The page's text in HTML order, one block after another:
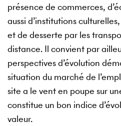
présence de commerces,
aussi d’institutions
et de desserte par les
distance. Il convient par
perspectives d’évolution
situation du marché de
site a le vent en poupe sur
constitue un bon indice
valeur.